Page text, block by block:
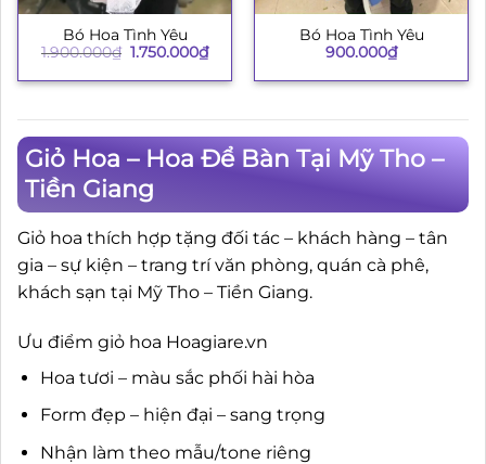
Bó Hoa Tình Yêu
1.900.000₫ Giá
là:
1.750.000₫Giá
hiện
tại
Bó Hoa Tình Yêu
900.000₫
Giỏ Hoa – Hoa Để Bàn Tại Mỹ Tho –
Tiền Giang
Giỏ hoa thích hợp tặng đối tác – khách hàng – tân
gia – sự kiện – trang trí văn phòng, quán cà phê,
khách sạn tại Mỹ Tho – Tiền Giang.
Ưu điểm giỏ hoa Hoagiare.vn
Hoa tươi – màu sắc phối hài hòa
Form đẹp – hiện đại – sang trọng
Nhận làm theo mẫu/tone riêng